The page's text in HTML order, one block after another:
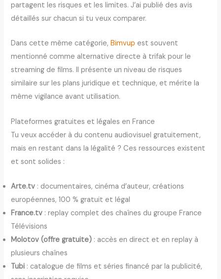
partagent les risques et les limites. J’ai publié des avis
détaillés sur chacun si tu veux comparer.
Dans cette même catégorie,Bimvup est souvent
mentionné comme alternative directe à trifak pour le
streaming de films. Il présente un niveau de risques
similaire sur les plans juridique et technique, et mérite la
même vigilance avant utilisation.
Plateformes gratuites et légales en France
Tu veux accéder à du contenu audiovisuel gratuitement,
mais en restant dans la légalité ? Ces ressources existent
et sont solides :
Arte.tv : documentaires, cinéma d’auteur, créations
européennes, 100 % gratuit et légal
France.tv : replay complet des chaînes du groupe France
Télévisions
Molotov (offre gratuite) : accès en direct et en replay à
plusieurs chaînes
Tubi : catalogue de films et séries financé par la publicité,